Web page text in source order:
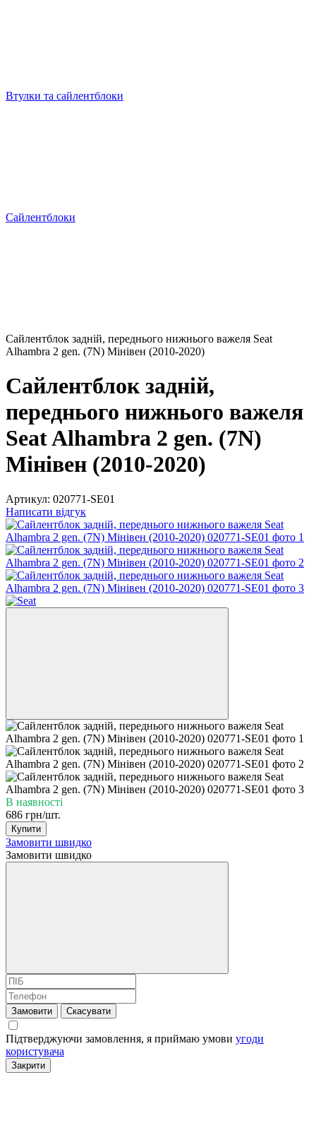
Втулки та сайлентблоки
Сайлентблоки
Сайлентблок задній, переднього нижнього важеля Seat
Alhambra 2 gen. (7N) Мінівен (2010-2020)
Сайлентблок задній,
переднього нижнього важеля
Seat Alhambra 2 gen. (7N)
Мінівен (2010-2020)
Артикул: 020771-SE01
Написати відгук
В наявності
686 грн/шт.
Купити
Замовити швидко
Замовити швидко
Замовити Скасувати
Підтверджуючи замовлення, я приймаю умови угоди
користувача
Закрити